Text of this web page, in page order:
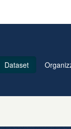
Dataset